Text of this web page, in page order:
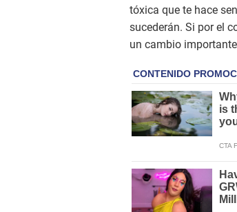
tóxica que te hace
sucederán. Si por el
un cambio